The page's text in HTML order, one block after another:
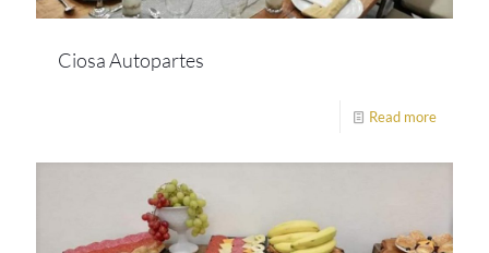
Ciosa Autopartes
Read more